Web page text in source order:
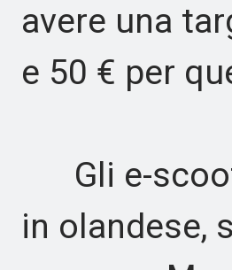
avere una
e 50 € per
Gli e-
in olandese,